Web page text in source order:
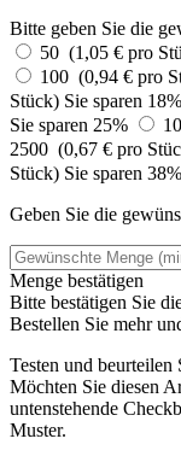
Bitte geben Sie die
50 (1,05 € pro
100 (0,94 € pro
Stück) Sie sparen 18%
Sie sparen 25%
2500 (0,67 € pro
Stück) Sie sparen 38%
Geben Sie die
Menge bestätigen
Bitte bestätigen Sie
Bestellen Sie mehr
Testen und
Möchten Sie diesen
untenstehende
Muster.